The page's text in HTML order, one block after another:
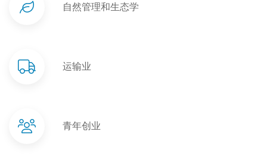
自然管理和生态学
运输业
青年创业